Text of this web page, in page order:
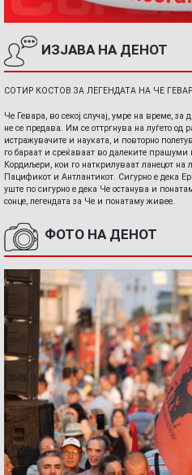
ИЗЈАВА НА ДЕНОТ
СОТИР КОСТОВ ЗА ЛЕГЕНДАТА НА ЧЕ
Че Гевара, во секој случај, умре на време,
не се предава. Им се оттргнува на луѓето од
истражувачите и науката, и повторно
го бараат и среќаваат во далеките прашуми
Кордиљери, кои го наткрилуваат ланецот на
Пацификот и Антлантикот. Сигурно е дека
уште по сигурно е дека Че останува и
сонце, легендата за Че и понатаму живее.
ФОТО НА ДЕНОТ